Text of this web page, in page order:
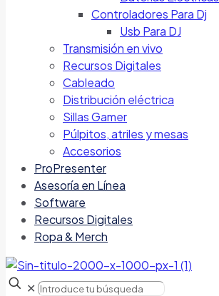
Controladores Para Dj
Usb Para DJ
Transmisión en vivo
Recursos Digitales
Cableado
Distribución eléctrica
Sillas Gamer
Púlpitos, atriles y mesas
Accesorios
ProPresenter
Asesoría en Línea
Software
Recursos Digitales
Ropa & Merch
✕